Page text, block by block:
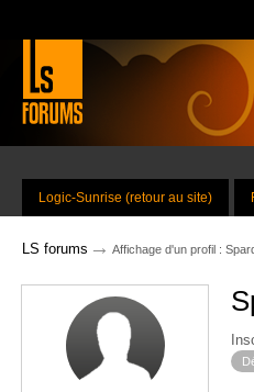
Logic-Sunrise (retour au site)
LS forums → Affichage d'un profil :